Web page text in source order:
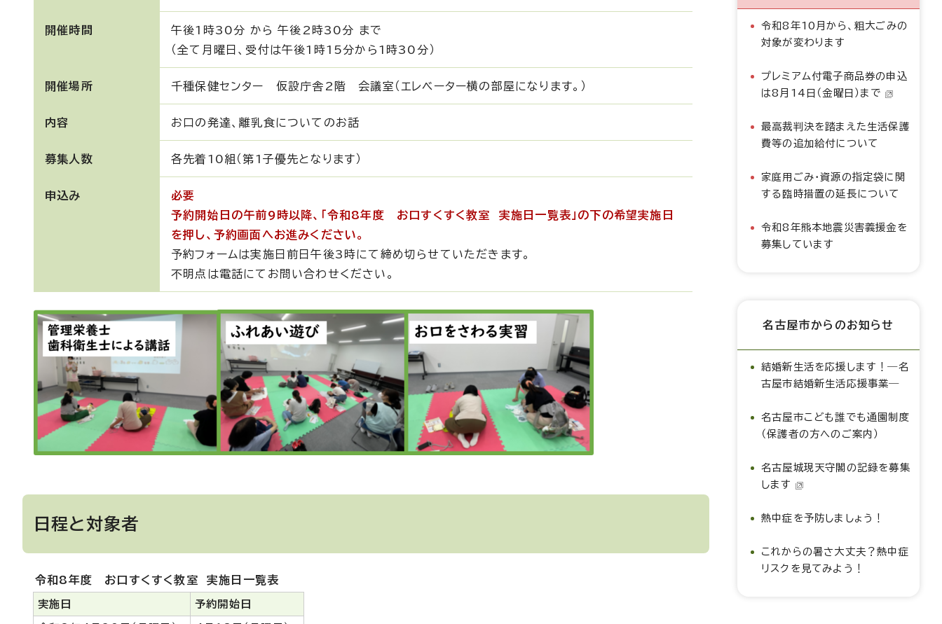
開催時間
午後1時30分 から 午後2時30分 まで
（全て月曜日、受付は午後1時15分から1時30分）
開催場所 千種保健センター 仮設庁舎2階 会議室（エレベーター横の部屋になります。）
内容 お口の発達、離乳食についてのお話
募集人数 各先着10組（第1子優先となります）
申込み
必要
予約開始日の午前9時以降、「令和8年度 お口すくすく教室 実施日一覧表」の下の希望実施日
を押し、予約画面へお進みください。
予約フォームは実施日前日午後3時にて締め切らせていただきます。
不明点は電話にてお問い合わせください。
日程と対象者
令和8年度 お口すくすく教室 実施日一覧表
実施日 予約開始日
令和8年10月から、粗大ごみの
対象が変わります
プレミアム付電子商品券の申込
は8月14日（金曜日）まで
最高裁判決を踏まえた生活保護
費等の追加給付について
家庭用ごみ・資源の指定袋に関
する臨時措置の延長について
令和8年熊本地震災害義援金を
募集しています
名古屋市からのお知らせ
結婚新生活を応援します！―名
古屋市結婚新生活応援事業―
名古屋市こども誰でも通園制度
（保護者の方へのご案内）
名古屋城現天守閣の記録を募集
します
熱中症を予防しましょう！
これからの暑さ大丈夫？熱中症
リスクを見てみよう！